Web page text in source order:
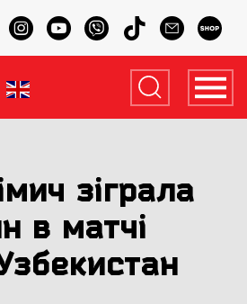
зіграла
в матчі